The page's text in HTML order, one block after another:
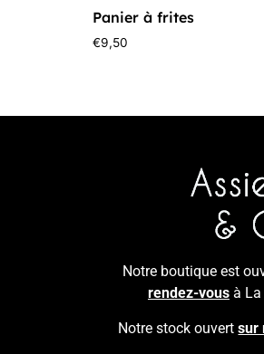
Panier à frites
€9,50
Notre boutique est
rendez-vousà La
Notre stock ouvertsur